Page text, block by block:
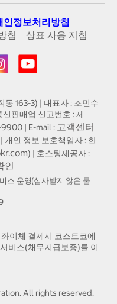
인정보처리방침
침
상표 사용 지침
163-3) | 대표자 : 조민수
판매업 신고번호 : 제
| E-mail : 고객센터
| 개인 정보 보호책임자 : 한
) | 호스팅제공자 :
인
스 운영(심사받지 않은 물
이체 결제시 코스트코에
비스(채무지급보증)를 이
All rights reserved.